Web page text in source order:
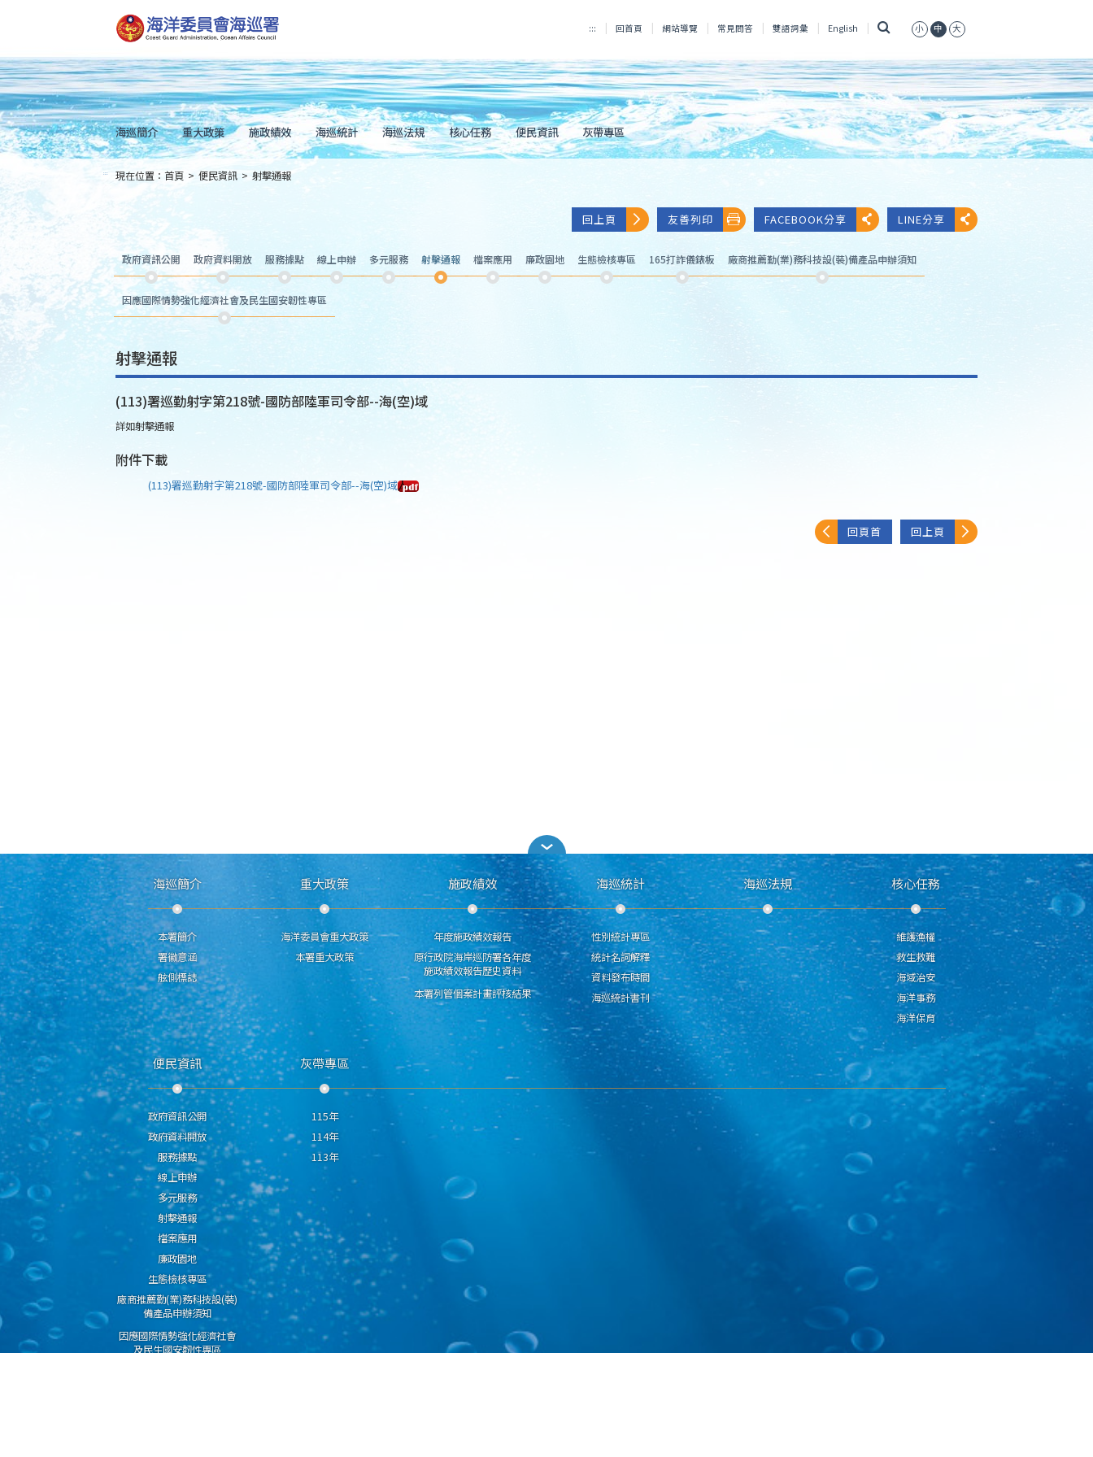
到
主
內
容
Skip
to
main
content
::: 回首頁 網站導覽 常見問答 雙語詞彙 English 小 中 大
海巡簡介 重大政策 施政績效 海巡統計 海巡法規 核心任務 便民資訊 灰帶專區
::: 現在位置： 首頁 > 便民資訊 > 射擊通報
回上頁 友善列印 FACEBOOK分享 LINE分享
政府資訊公開 政府資料開放 服務據點 線上申辦 多元服務 射擊通報 檔案應用 廉政園地 生態檢核專區 165打詐儀錶板 廠商推薦勤(業)務科技設(裝)備產品申辦須知
因應國際情勢強化經濟社會及民生國安韌性專區
射擊通報
(113)署巡勤射字第218號-國防部陸軍司令部--海(空)域
詳如射擊通報
附件下載
(113)署巡勤射字第218號-國防部陸軍司令部--海(空)域
回頁首 回上頁
海巡簡介
本署簡介
署徽意涵
舷側標誌
重大政策
海洋委員會重大政策
本署重大政策
施政績效
年度施政績效報告
原行政院海岸巡防署各年度
施政績效報告歷史資料
本署列管個案計畫評核結果
海巡統計
性別統計專區
統計名詞解釋
資料發布時間
海巡統計書刊
海巡法規 核心任務
維護漁權
救生救難
海域治安
海洋事務
海洋保育
便民資訊
政府資訊公開
政府資料開放
服務據點
線上申辦
多元服務
射擊通報
檔案應用
廉政園地
生態檢核專區
廠商推薦勤(業)務科技設(裝)
備產品申辦須知
因應國際情勢強化經濟社會
及民生國安韌性專區
灰帶專區
115年
114年
113年